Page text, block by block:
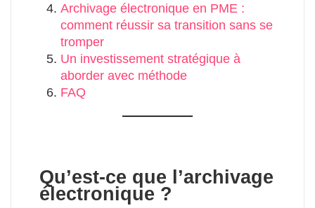
Archivage électronique en PME :
comment réussir sa transition sans se
tromper
Un investissement stratégique à
aborder avec méthode
FAQ
Qu’est-ce que l’archivage
électronique ?